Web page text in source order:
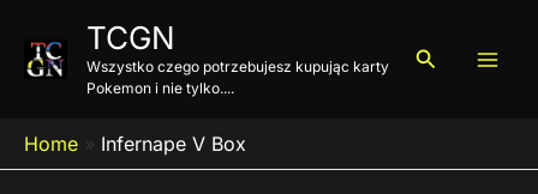
treści
TCGN
Wszystko czego potrzebujesz kupując karty
Pokemon i nie tylko....
Szukaj
Home » Infernape V Box